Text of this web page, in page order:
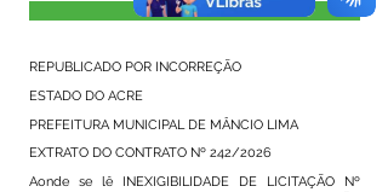
Visualizar
REPUBLICADO POR INCORREÇÃO
ESTADO DO ACRE
PREFEITURA MUNICIPAL DE MÂNCIO LIMA
EXTRATO DO CONTRATO Nº 242/2026
Aonde se lê INEXIGIBILIDADE DE LICITAÇÃO Nº